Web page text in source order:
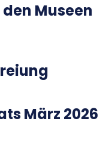
Museen
März 2026